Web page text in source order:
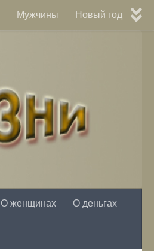
Мужчины Новый год
О женщинах О деньгах